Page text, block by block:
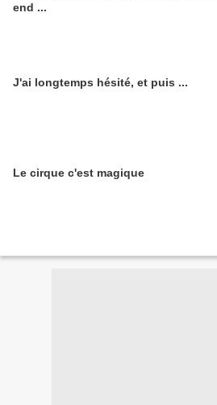
end ...
J'ai longtemps hésité, et puis ...
Le cirque c'est magique